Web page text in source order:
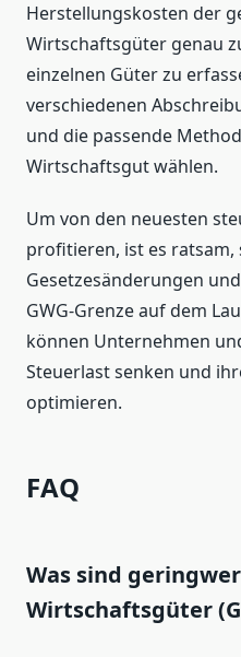
Herstellungskosten der
Wirtschaftsgüter genau
einzelnen Güter zu
verschiedenen
und die passende
Wirtschaftsgut wählen.
Um von den neuesten
profitieren, ist es ratsam,
Gesetzesänderungen
GWG-Grenze auf dem
können Unternehmen
Steuerlast senken und
optimieren.
FAQ
Was sind
Wirtschaftsgüter